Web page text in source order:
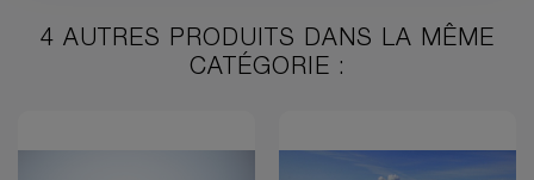
4 AUTRES PRODUITS DANS LA MÊME
CATÉGORIE :